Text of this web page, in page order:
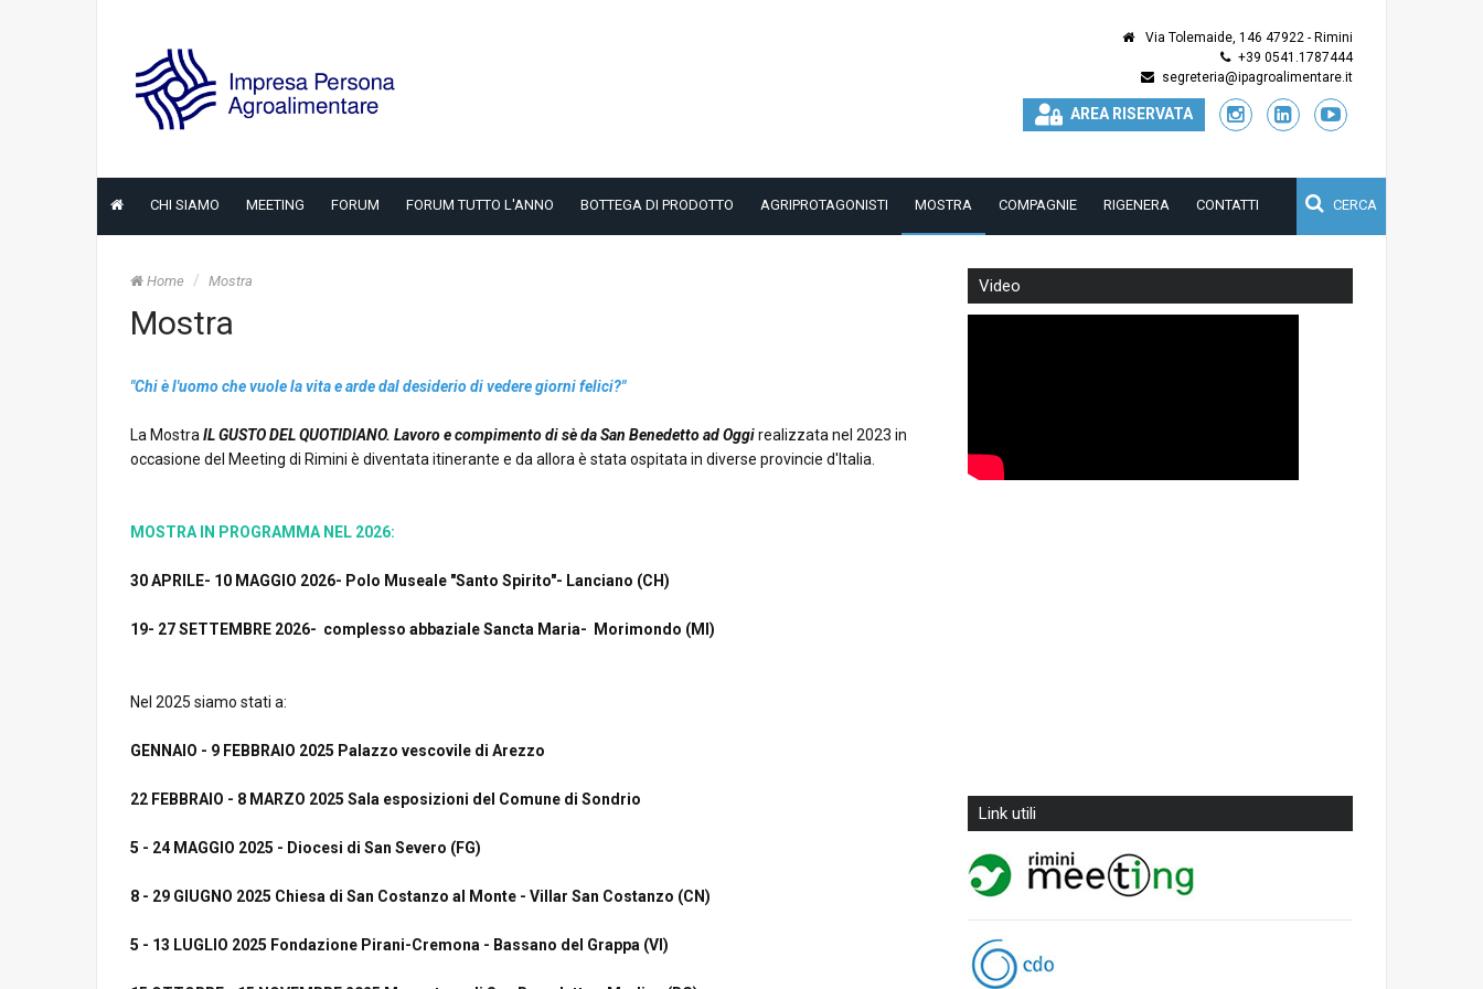
Via Tolemaide, 146 47922 - Rimini
+39 0541.1787444
segreteria@ipagroalimentare.it
AREA RISERVATA
CHI SIAMO MEETING FORUM FORUM TUTTO L'ANNO BOTTEGA DI PRODOTTO AGRIPROTAGONISTI MOSTRA COMPAGNIE RIGENERA CONTATTI CERCA
Home Mostra
Mostra
"Chi è l'uomo che vuole la vita e arde dal desiderio di vedere giorni felici?"
La Mostra IL GUSTO DEL QUOTIDIANO. Lavoro e compimento di sè da San Benedetto ad Oggirealizzata nel 2023 in
occasione del Meeting di Rimini è diventata itinerante e da allora è stata ospitata in diverse provincie d'Italia.
MOSTRA IN PROGRAMMA NEL 2026:
30 APRILE- 10 MAGGIO 2026- Polo Museale "Santo Spirito"- Lanciano (CH)
19- 27 SETTEMBRE 2026- complesso abbaziale Sancta Maria- Morimondo (MI)
Nel 2025 siamo stati a:
GENNAIO - 9 FEBBRAIO 2025 Palazzo vescovile di Arezzo
22 FEBBRAIO - 8 MARZO 2025 Sala esposizioni del Comune di Sondrio
5 - 24 MAGGIO 2025 - Diocesi di San Severo (FG)
8 - 29 GIUGNO 2025 Chiesa di San Costanzo al Monte - Villar San Costanzo (CN)
5 - 13 LUGLIO 2025 Fondazione Pirani-Cremona - Bassano del Grappa (VI)
Video
Link utili